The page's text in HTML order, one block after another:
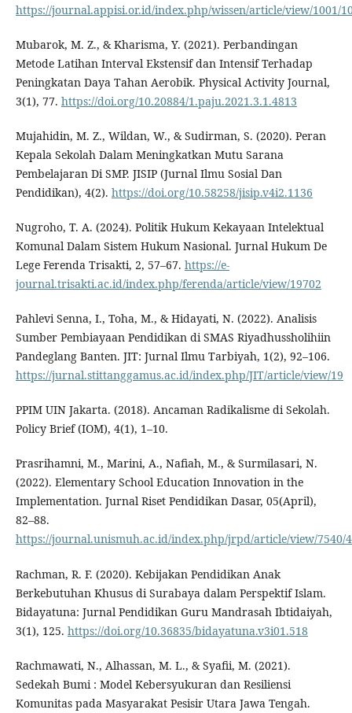
https://journal.appisi.or.id/index.php/wissen/article/view/1001/
Mubarok, M. Z., & Kharisma, Y. (2021). Perbandingan
Metode Latihan Interval Ekstensif dan Intensif Terhadap
Peningkatan Daya Tahan Aerobik. Physical Activity Journal,
3(1), 77. https://doi.org/10.20884/1.paju.2021.3.1.4813
Mujahidin, M. Z., Wildan, W., & Sudirman, S. (2020). Peran
Kepala Sekolah Dalam Meningkatkan Mutu Sarana
Pembelajaran Di SMP. JISIP (Jurnal Ilmu Sosial Dan
Pendidikan), 4(2). https://doi.org/10.58258/jisip.v4i2.1136
Nugroho, T. A. (2024). Politik Hukum Kekayaan Intelektual
Komunal Dalam Sistem Hukum Nasional. Jurnal Hukum De
Lege Ferenda Trisakti, 2, 57–67. https://e-
journal.trisakti.ac.id/index.php/ferenda/article/view/19702
Pahlevi Senna, I., Toha, M., & Hidayati, N. (2022). Analisis
Sumber Pembiayaan Pendidikan di SMAS Riyadhussholihiin
Pandeglang Banten. JIT: Jurnal Ilmu Tarbiyah, 1(2), 92–106.
https://jurnal.stittanggamus.ac.id/index.php/JIT/article/view/19
PPIM UIN Jakarta. (2018). Ancaman Radikalisme di Sekolah.
Policy Brief (IOM), 4(1), 1–10.
Prasrihamni, M., Marini, A., Nafiah, M., & Surmilasari, N.
(2022). Elementary School Education Innovation in the
Implementation. Jurnal Riset Pendidikan Dasar, 05(April),
82–88.
https://journal.unismuh.ac.id/index.php/jrpd/article/view/7540/
Rachman, R. F. (2020). Kebijakan Pendidikan Anak
Berkebutuhan Khusus di Surabaya dalam Perspektif Islam.
Bidayatuna: Jurnal Pendidikan Guru Mandrasah Ibtidaiyah,
3(1), 125. https://doi.org/10.36835/bidayatuna.v3i01.518
Rachmawati, N., Alhassan, M. L., & Syafii, M. (2021).
Sedekah Bumi : Model Kebersyukuran dan Resiliensi
Komunitas pada Masyarakat Pesisir Utara Jawa Tengah.